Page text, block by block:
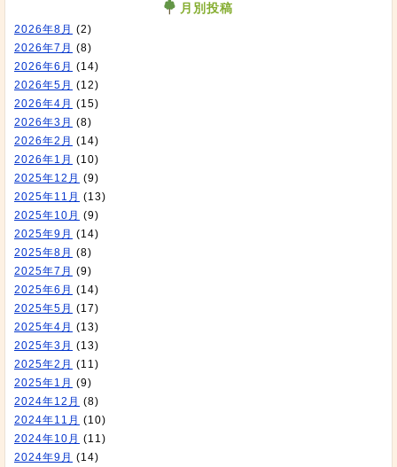
月別投稿
2026年8月 (2)
2026年7月 (8)
2026年6月 (14)
2026年5月 (12)
2026年4月 (15)
2026年3月 (8)
2026年2月 (14)
2026年1月 (10)
2025年12月 (9)
2025年11月 (13)
2025年10月 (9)
2025年9月 (14)
2025年8月 (8)
2025年7月 (9)
2025年6月 (14)
2025年5月 (17)
2025年4月 (13)
2025年3月 (13)
2025年2月 (11)
2025年1月 (9)
2024年12月 (8)
2024年11月 (10)
2024年10月 (11)
2024年9月 (14)